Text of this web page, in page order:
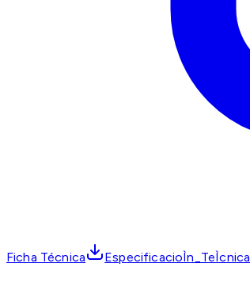
Ficha Técnica EspecificacioÌn_TeÌcnica